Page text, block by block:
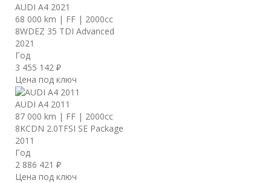
AUDI A4 2021
68 000 km | FF | 2000cc
8WDEZ 35 TDI Advanced
2021
Год
3 455 142 ₽
Цена под ключ
AUDI A4 2011
87 000 km | FF | 2000cc
8KCDN 2.0TFSI SE Package
2011
Год
2 886 421 ₽
Цена под ключ